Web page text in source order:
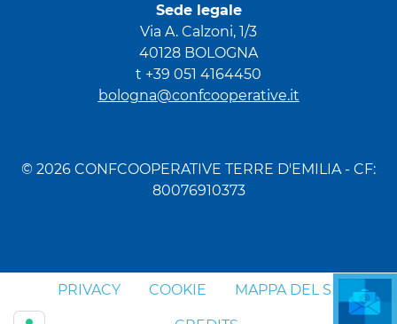
Sede legale
Via A. Calzoni, 1/3
40128 BOLOGNA
t +39 051 4164450
bologna@confcooperative.it
© 2026 CONFCOOPERATIVE TERRE D'EMILIA - CF:
80076910373
PRIVACY COOKIE MAPPA DEL SITO